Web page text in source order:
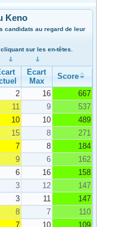
Keno
candidats au regard de leur
sur les en-têtes.
Ecart
Max
Score
2 16
667
11 9
537
10 10
489
15 8
271
7 8
184
9 6
162
6 16
158
3 12
147
3 11
147
8 7
110
7 10
109